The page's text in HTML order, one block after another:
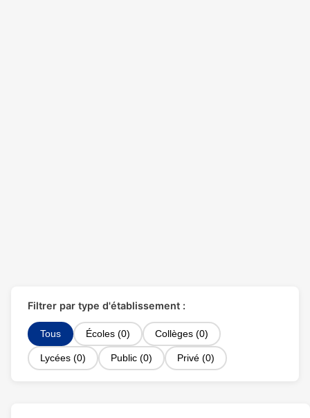
Filtrer par type d'établissement :
Tous Écoles (0) Collèges (0)
Lycées (0) Public (0) Privé (0)